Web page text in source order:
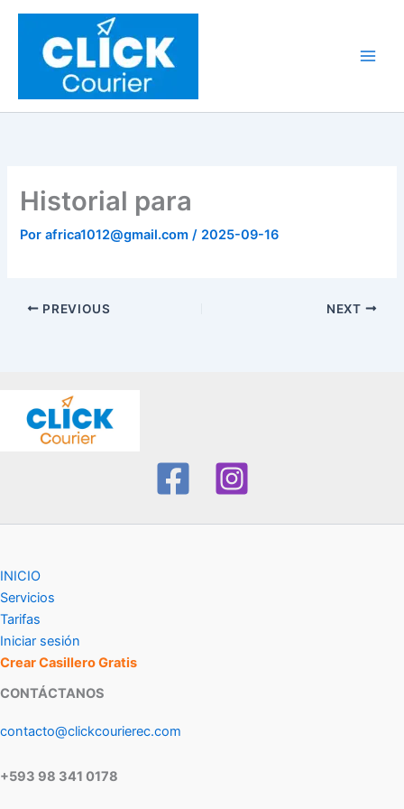
contenido
Historial para
Porafrica1012@gmail.com/ 2025-09-16
PREVIOUS NEXT
INICIO
Servicios
Tarifas
Iniciar sesión
Crear Casillero Gratis
CONTÁCTANOS
contacto@clickcourierec.com
+593 98 341 0178